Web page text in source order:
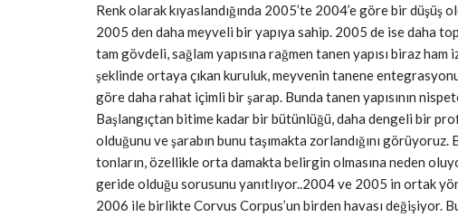
Renk olarak kıyaslandığında 2005’te 2004’e göre bir
2005 den daha meyveli bir yapıya sahip. 2005 de ise daha
tam gövdeli, sağlam yapısına rağmen tanen yapısı biraz
şeklinde ortaya çıkan kuruluk, meyvenin tanene
göre daha rahat içimli bir şarap. Bunda tanen yapısının
Başlangıçtan bitime kadar bir bütünlüğü, daha dengeli bir
olduğunu ve şarabın bunu taşımakta zorlandığını görüyoruz.
tonların, özellikle orta damakta belirgin olmasına neden
geride olduğu sorusunu yanıtlıyor..2004 ve 2005 in ortak
2006 ile birlikte Corvus Corpus’un birden havası değişiyor.